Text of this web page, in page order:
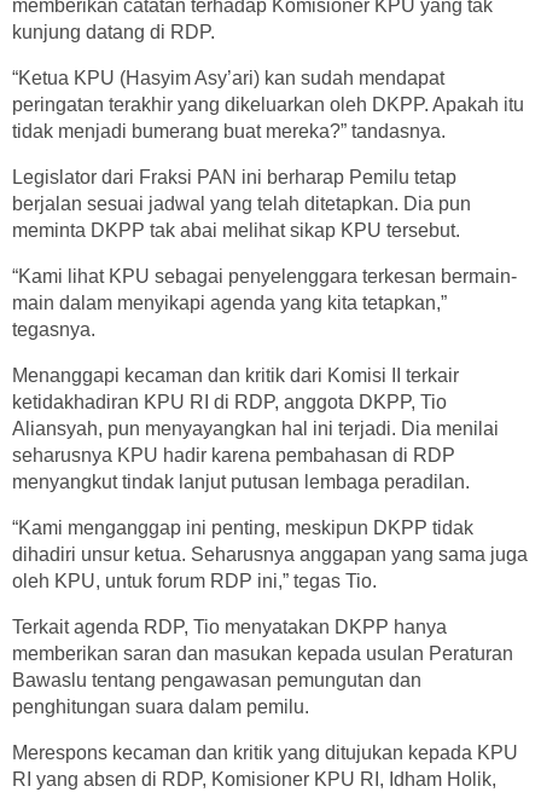
memberikan catatan terhadap Komisioner KPU yang tak
kunjung datang di RDP.
“Ketua KPU (Hasyim Asy’ari) kan sudah mendapat
peringatan terakhir yang dikeluarkan oleh DKPP. Apakah itu
tidak menjadi bumerang buat mereka?” tandasnya.
Legislator dari Fraksi PAN ini berharap Pemilu tetap
berjalan sesuai jadwal yang telah ditetapkan. Dia pun
meminta DKPP tak abai melihat sikap KPU tersebut.
“Kami lihat KPU sebagai penyelenggara terkesan bermain-
main dalam menyikapi agenda yang kita tetapkan,”
tegasnya.
Menanggapi kecaman dan kritik dari Komisi II terkair
ketidakhadiran KPU RI di RDP, anggota DKPP, Tio
Aliansyah, pun menyayangkan hal ini terjadi. Dia menilai
seharusnya KPU hadir karena pembahasan di RDP
menyangkut tindak lanjut putusan lembaga peradilan.
“Kami menganggap ini penting, meskipun DKPP tidak
dihadiri unsur ketua. Seharusnya anggapan yang sama juga
oleh KPU, untuk forum RDP ini,” tegas Tio.
Terkait agenda RDP, Tio menyatakan DKPP hanya
memberikan saran dan masukan kepada usulan Peraturan
Bawaslu tentang pengawasan pemungutan dan
penghitungan suara dalam pemilu.
Merespons kecaman dan kritik yang ditujukan kepada KPU
RI yang absen di RDP, Komisioner KPU RI, Idham Holik,